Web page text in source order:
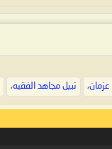
، نبيل مجاهد الفقيه،